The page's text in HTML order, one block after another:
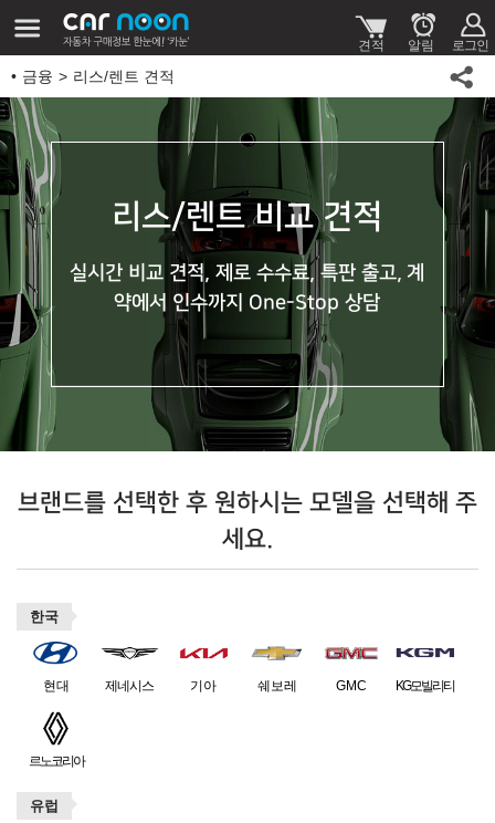
금융 리스/렌트 견적
리스/렌트 비교 견적
실시간 비교 견적, 제로 수수료, 특판 출고, 계
약에서 인수까지 One-Stop 상담
브랜드를 선택한 후 원하시는 모델을 선택해 주
세요.
한국
현대 제네시스 기아 쉐보레 GMC KG모빌리티
르노코리아
유럽